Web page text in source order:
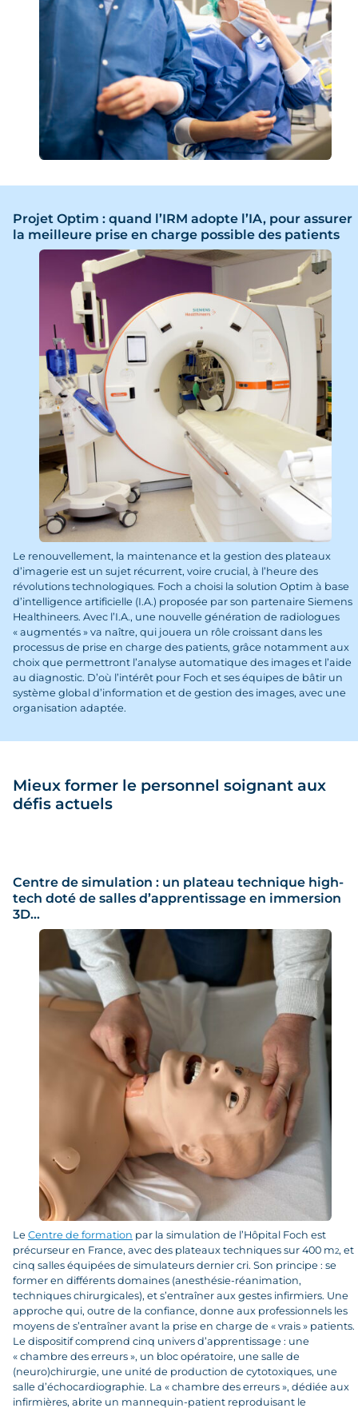
Projet Optim : quand l’IRM adopte l’IA, pour assurer
la meilleure prise en charge possible des patients
Le renouvellement, la maintenance et la gestion des plateaux
d’imagerie est un sujet récurrent, voire crucial, à l’heure des
révolutions technologiques. Foch a choisi la solution Optim à base
d’intelligence artificielle (I.A.) proposée par son partenaire Siemens
Healthineers. Avec l’I.A., une nouvelle génération de radiologues
« augmentés » va naître, qui jouera un rôle croissant dans les
processus de prise en charge des patients, grâce notamment aux
choix que permettront l’analyse automatique des images et l’aide
au diagnostic. D’où l’intérêt pour Foch et ses équipes de bâtir un
système global d’information et de gestion des images, avec une
organisation adaptée.
Mieux former le personnel soignant aux
défis actuels
Centre de simulation : un plateau technique high-
tech doté de salles d’apprentissage en immersion
3D…
Le Centre de formation par la simulation de l’Hôpital Foch est
précurseur en France, avec des plateaux techniques sur 400 m2, et
cinq salles équipées de simulateurs dernier cri. Son principe : se
former en différents domaines (anesthésie-réanimation,
techniques chirurgicales), et s’entraîner aux gestes infirmiers. Une
approche qui, outre de la confiance, donne aux professionnels les
moyens de s’entraîner avant la prise en charge de « vrais » patients.
Le dispositif comprend cinq univers d’apprentissage : une
« chambre des erreurs », un bloc opératoire, une salle de
(neuro)chirurgie, une unité de production de cytotoxiques, une
salle d’échocardiographie. La « chambre des erreurs », dédiée aux
infirmières, abrite un mannequin-patient reproduisant le